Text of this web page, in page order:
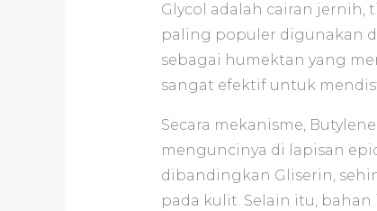
Glycol adalah cairan jernih,
paling populer digunakan
sebagai humektan yang
sangat efektif untuk
Secara mekanisme,
menguncinya di lapisan
dibandingkan Gliserin,
pada kulit. Selain itu,